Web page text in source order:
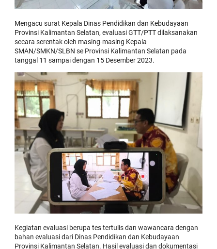
Mengacu surat Kepala Dinas Pendidikan dan Kebudayaan
Provinsi Kalimantan Selatan, evaluasi GTT/PTT dilaksanakan
secara serentak oleh masing-masing Kepala
SMAN/SMKN/SLBN se Provinsi Kalimantan Selatan pada
tanggal 11 sampai dengan 15 Desember 2023.
Kegiatan evaluasi berupa tes tertulis dan wawancara dengan
bahan evaluasi dari Dinas Pendidikan dan Kebudayaan
Provinsi Kalimantan Selatan. Hasil evaluasi dan dokumentasi